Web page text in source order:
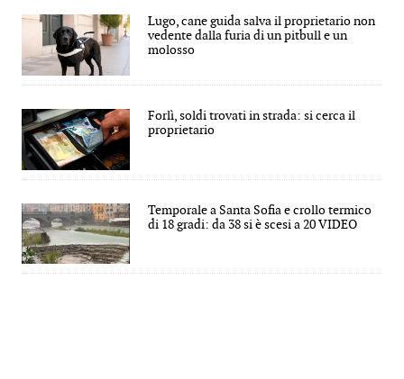
Lugo, cane guida salva il proprietario non
vedente dalla furia di un pitbull e un
molosso
Forlì, soldi trovati in strada: si cerca il
proprietario
Temporale a Santa Sofia e crollo termico
di 18 gradi: da 38 si è scesi a 20 VIDEO